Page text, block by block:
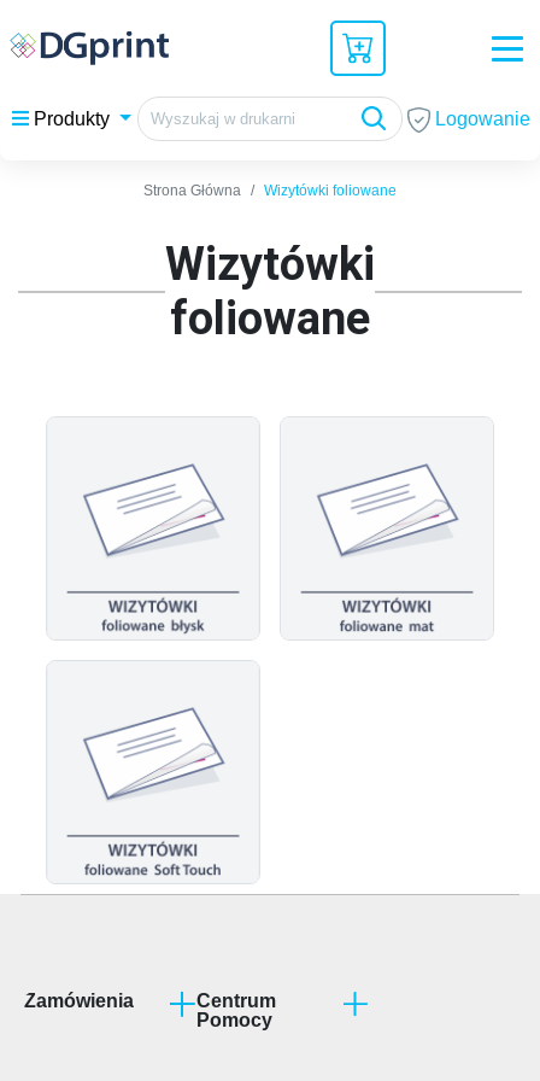
Produkty Logowanie
Strona Główna Wizytówki foliowane
Wizytówki
foliowane
Centrum
Pomocy
Zamówienia